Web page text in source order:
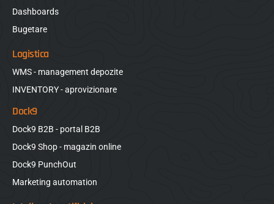
Dashboards
Bugetare
Logistica
WMS - management depozite
INVENTORY - aprovizionare
Dock9
Dock9 B2B - portal B2B
Dock9 Shop - magazin online
Dock9 PunchOut
Marketing automation